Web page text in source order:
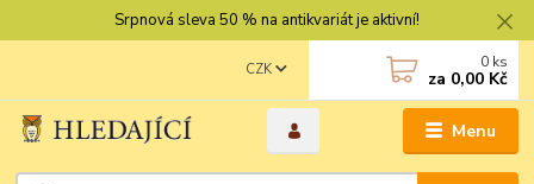
Srpnová sleva 50 % na antikvariát je aktivní!
Menu
CZK 0 ks
za 0,00 Kč